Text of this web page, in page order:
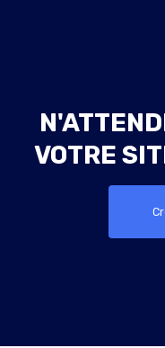
VOTRE